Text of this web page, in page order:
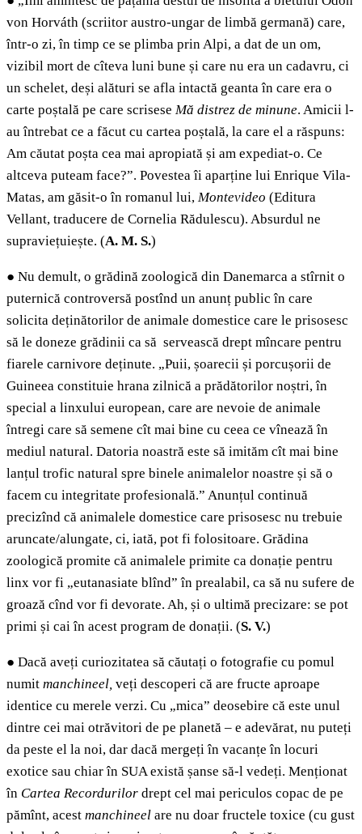
von Horváth (scriitor austro-ungar de limbă germană) care,
într-o zi, în timp ce se plimba prin Alpi, a dat de un om,
vizibil mort de cîteva luni bune și care nu era un cadavru, ci
un schelet, deși alături se afla intactă geanta în care era o
carte poștală pe care scrisese Mă distrez de minune. Amicii l-
au întrebat ce a făcut cu cartea poștală, la care el a răspuns:
Am căutat poșta cea mai apropiată și am expediat-o. Ce
altceva puteam face?”. Povestea îi aparține lui Enrique Vila-
Matas, am găsit-o în romanul lui, Montevideo (Editura
Vellant, traducere de Cornelia Rădulescu). Absurdul ne
supraviețuiește. (A. M. S.)
● Nu demult, o grădină zoologică din Danemarca a stîrnit o
puternică controversă postînd un anunț public în care
solicita deținătorilor de animale domestice care le prisosesc
să le doneze grădinii ca să servească drept mîncare pentru
fiarele carnivore deținute. „Puii, șoarecii și porcușorii de
Guineea constituie hrana zilnică a prădătorilor noștri, în
special a linxului european, care are nevoie de animale
întregi care să semene cît mai bine cu ceea ce vînează în
mediul natural. Datoria noastră este să imităm cît mai bine
lanțul trofic natural spre binele animalelor noastre și să o
facem cu integritate profesională.” Anunțul continuă
precizînd că animalele domestice care prisosesc nu trebuie
aruncate/alungate, ci, iată, pot fi folositoare. Grădina
zoologică promite că animalele primite ca donație pentru
linx vor fi „eutanasiate blînd” în prealabil, ca să nu sufere de
groază cînd vor fi devorate. Ah, și o ultimă precizare: se pot
primi și cai în acest program de donații. (S. V.)
● Dacă aveți curiozitatea să căutați o fotografie cu pomul
numit manchineel, veți descoperi că are fructe aproape
identice cu merele verzi. Cu „mica” deosebire că este unul
dintre cei mai otrăvitori de pe planetă – e adevărat, nu puteți
da peste el la noi, dar dacă mergeți în vacanțe în locuri
exotice sau chiar în SUA există șanse să-l vedeți. Menționat
în Cartea Recordurilor drept cel mai periculos copac de pe
pămînt, acest manchineel are nu doar fructele toxice (cu gust